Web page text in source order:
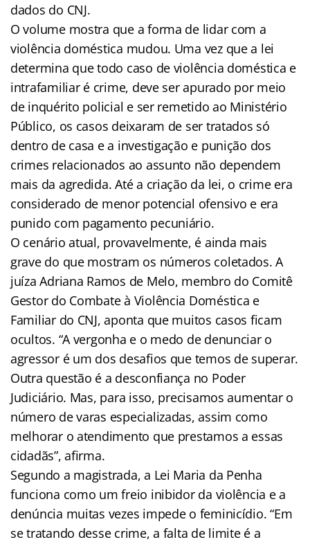
dados do CNJ.
O volume mostra que a forma de lidar com a
violência doméstica mudou. Uma vez que a lei
determina que todo caso de violência doméstica e
intrafamiliar é crime, deve ser apurado por meio
de inquérito policial e ser remetido ao Ministério
Público, os casos deixaram de ser tratados só
dentro de casa e a investigação e punição dos
crimes relacionados ao assunto não dependem
mais da agredida. Até a criação da lei, o crime era
considerado de menor potencial ofensivo e era
punido com pagamento pecuniário.
O cenário atual, provavelmente, é ainda mais
grave do que mostram os números coletados. A
juíza Adriana Ramos de Melo, membro do Comitê
Gestor do Combate à Violência Doméstica e
Familiar do CNJ, aponta que muitos casos ficam
ocultos. “A vergonha e o medo de denunciar o
agressor é um dos desafios que temos de superar.
Outra questão é a desconfiança no Poder
Judiciário. Mas, para isso, precisamos aumentar o
número de varas especializadas, assim como
melhorar o atendimento que prestamos a essas
cidadãs”, afirma.
Segundo a magistrada, a Lei Maria da Penha
funciona como um freio inibidor da violência e a
denúncia muitas vezes impede o feminicídio. “Em
se tratando desse crime, a falta de limite é a